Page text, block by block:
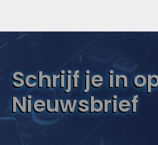
Schrijf je in
Nieuwsbrief